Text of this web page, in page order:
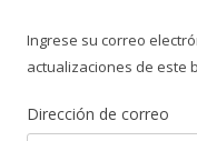
Ingrese su correo
actualizaciones de este
Dirección de correo